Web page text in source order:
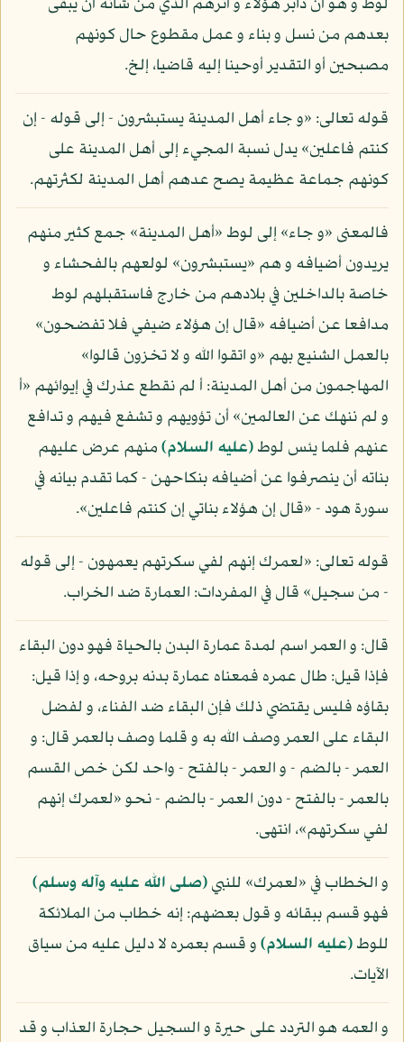
لوط و هو أن دابر هؤلاء و أثرهم الذي من شأنه أن يبقى
بعدهم من نسل و بناء و عمل مقطوع حال كونهم
مصبحين أو التقدير أوحينا إليه قاضيا، إلخ.
قوله تعالى: «و جاء أهل المدينة يستبشرون - إلى قوله - إن
كنتم فاعلين» يدل نسبة المجيء إلى أهل المدينة على
كونهم جماعة عظيمة يصح عدهم أهل المدينة لكثرتهم.
فالمعنى «و جاء» إلى لوط «أهل المدينة» جمع كثير منهم
يريدون أضيافه و هم «يستبشرون» لولعهم بالفحشاء و
خاصة بالداخلين في بلادهم من خارج فاستقبلهم لوط
مدافعا عن أضيافه «قال إن هؤلاء ضيفي فلا تفضحون»
بالعمل الشنيع بهم «و اتقوا الله و لا تخزون قالوا»
المهاجمون من أهل المدينة: أ لم نقطع عذرك في إيوائهم «أ
و لم ننهك عن العالمين» أن تؤويهم و تشفع فيهم و تدافع
عنهم فلما يئس لوط(عليه السلام)منهم عرض عليهم
بناته أن ينصرفوا عن أضيافه بنكاحهن - كما تقدم بيانه في
سورة هود - «قال إن هؤلاء بناتي إن كنتم فاعلين».
قوله تعالى: «لعمرك إنهم لفي سكرتهم يعمهون - إلى قوله
- من سجيل» قال في المفردات: العمارة ضد الخراب.
قال: و العمر اسم لمدة عمارة البدن بالحياة فهو دون البقاء
فإذا قيل: طال عمره فمعناه عمارة بدنه بروحه، و إذا قيل:
بقاؤه فليس يقتضي ذلك فإن البقاء ضد الفناء، و لفضل
البقاء على العمر وصف الله به و قلما وصف بالعمر قال: و
العمر - بالضم - و العمر - بالفتح - واحد لكن خص القسم
بالعمر - بالفتح - دون العمر - بالضم - نحو «لعمرك إنهم
لفي سكرتهم»، انتهى.
و الخطاب في «لعمرك» للنبي(صلى الله عليه وآله وسلم)
فهو قسم ببقائه و قول بعضهم: إنه خطاب من الملائكة
للوط(عليه السلام)و قسم بعمره لا دليل عليه من سياق
الآيات.
و العمه هو التردد على حيرة و السجيل حجارة العذاب و قد